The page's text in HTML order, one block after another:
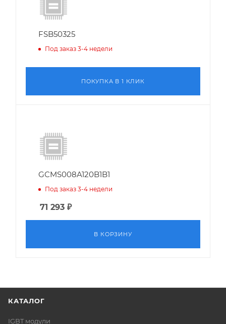
FSB50325
Под заказ 3-4 недели
ПОКУПКА В 1 КЛИК
GCMS008A120B1B1
Под заказ 3-4 недели
71 293 ₽
В КОРЗИНУ
КАТАЛОГ
IGBT модули